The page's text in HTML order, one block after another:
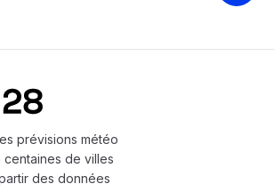
prévisions météo
de villes
des données